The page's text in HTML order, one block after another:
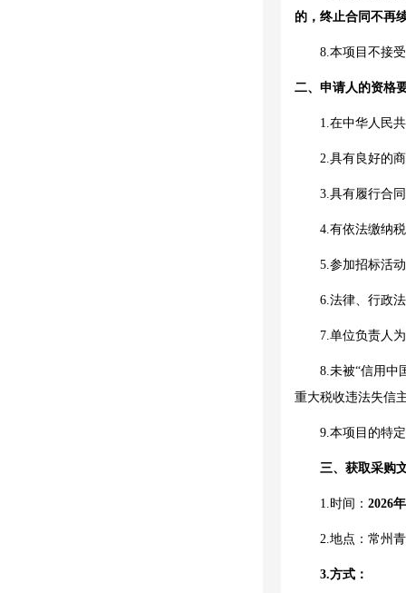
的，终止合同不再
8.本项目不接
二、申请人的资格
1.在中华人民
2.具有良好的
3.具有履行合
4.有依法缴纳
5.参加招标活
6.法律、行政
7.单位负责人
8.未被“信用中
重大税收违法失信
9.本项目的特
三、获取采购
1.时间： 2026年
2.地点：常州
3.方式：